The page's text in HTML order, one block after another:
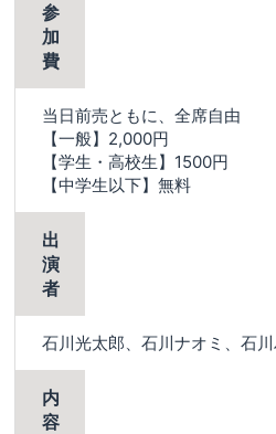
参
加
費
当日前売ともに、全席自由
【一般】2,000円
【学生・高校生】1500円
【中学生以下】無料
出
演
者
石川光太郎、石川ナオミ、石
内
容